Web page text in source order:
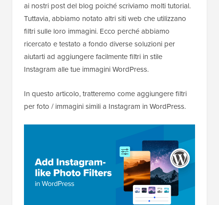
ai nostri post del blog poiché scriviamo molti tutorial.
Tuttavia, abbiamo notato altri siti web che utilizzano
filtri sulle loro immagini. Ecco perché abbiamo
ricercato e testato a fondo diverse soluzioni per
aiutarti ad aggiungere facilmente filtri in stile
Instagram alle tue immagini WordPress.
In questo articolo, tratteremo come aggiungere filtri
per foto / immagini simili a Instagram in WordPress.